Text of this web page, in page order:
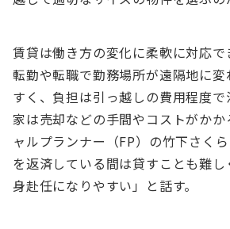
賃貸は働き⽅の変化に柔軟に対応で
転勤や転職で勤務場所が遠隔地に変
すく、負担は引っ越しの費⽤程度
家は売却などの⼿間やコストがか
ャルプランナー（FP）の⽵下さく
を返済している間は貸すことも難
⾝赴任になりやすい」と話す。